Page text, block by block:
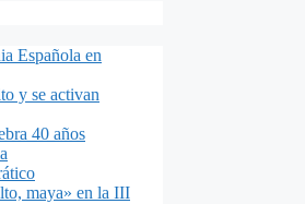
Española en
y se activan
40 años
maya» en la III